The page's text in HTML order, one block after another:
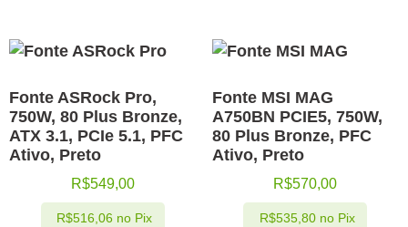
Fonte ASRock Pro,
750W, 80 Plus Bronze,
ATX 3.1, PCIe 5.1, PFC
Ativo, Preto
R$549,00
R$516,06 no Pix
Fonte MSI MAG
A750BN PCIE5, 750W,
80 Plus Bronze, PFC
Ativo, Preto
R$570,00
R$535,80 no Pix